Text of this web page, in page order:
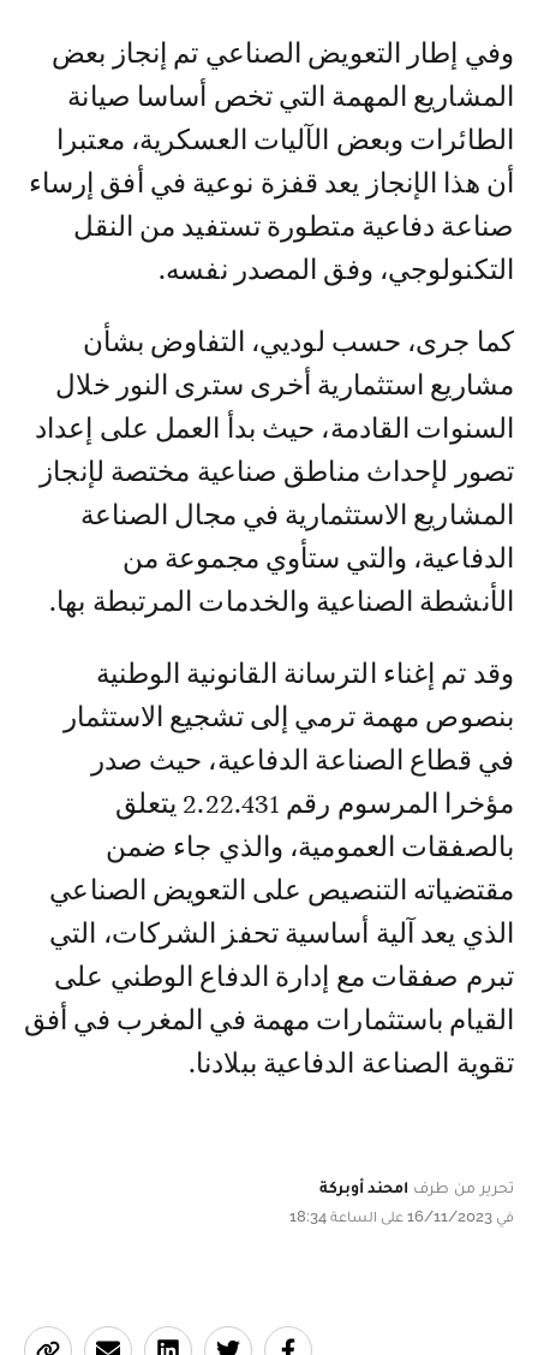
وفي إطار التعويض الصناعي تم إنجاز بعض
المشاريع المهمة التي تخص أساسا صيانة
الطائرات وبعض الآليات العسكرية، معتبرا
أن هذا الإنجاز يعد قفزة نوعية في أفق إرساء
صناعة دفاعية متطورة تستفيد من النقل
التكنولوجي، وفق المصدر نفسه.
كما جرى، حسب لوديي، التفاوض بشأن
مشاريع استثمارية أخرى سترى النور خلال
السنوات القادمة، حيث بدأ العمل على إعداد
تصور لإحداث مناطق صناعية مختصة لإنجاز
المشاريع الاستثمارية في مجال الصناعة
الدفاعية، والتي ستأوي مجموعة من
الأنشطة الصناعية والخدمات المرتبطة بها.
وقد تم إغناء الترسانة القانونية الوطنية
بنصوص مهمة ترمي إلى تشجيع الاستثمار
في قطاع الصناعة الدفاعية، حيث صدر
مؤخرا المرسوم رقم 2.22.431 يتعلق
بالصفقات العمومية، والذي جاء ضمن
مقتضياته التنصيص على التعويض الصناعي
الذي يعد آلية أساسية تحفز الشركات، التي
تبرم صفقات مع إدارة الدفاع الوطني على
القيام باستثمارات مهمة في المغرب في أفق
تقوية الصناعة الدفاعية ببلادنا.
تحرير من طرف امحند أوبركة
في 16/11/2023 على الساعة 18:34